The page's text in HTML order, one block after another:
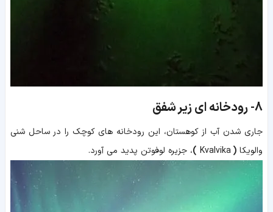
8- رودخانه ای زیر شفق
جاری شدن آب از کوهستان، این رودخانه های کوچک را در ساحل شنی
والویکا (
Kvalvika
)، جزیره لوفوتن پدید می آورد.